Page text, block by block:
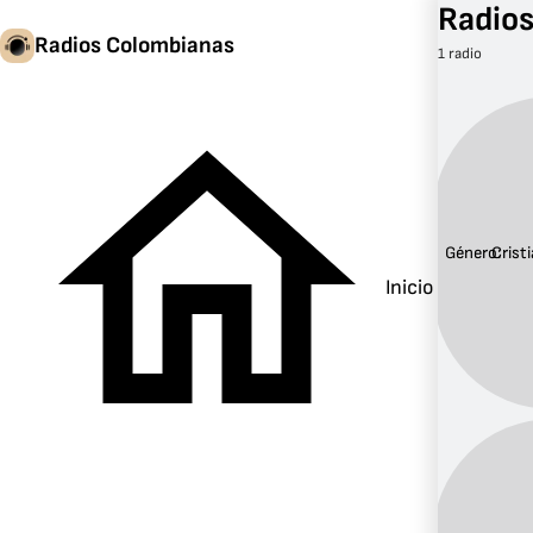
Radios Colombianas
Inicio
1 radio
Género: